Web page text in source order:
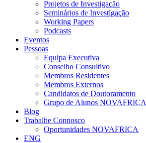
Projetos de Investigação
Seminários de Investigação
Working Papers
Podcasts
Eventos
Pessoas
Equipa Executiva
Conselho Consultivo
Membros Residentes
Membros Externos
Candidatos de Doutoramento
Grupo de Alunos NOVAFRICA
Blog
Trabalhe Connosco
Oportunidades NOVAFRICA
ENG